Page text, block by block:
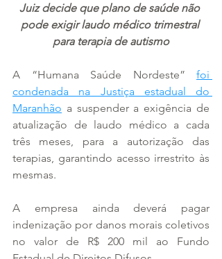
Juiz decide que plano de saúde não
pode exigir laudo médico trimestral
para terapia de autismo
A “Humana Saúde Nordeste” foi
condenada na Justiça estadual do
Maranhão a suspender a exigência de
atualização de laudo médico a cada
três meses, para a autorização das
terapias, garantindo acesso irrestrito às
mesmas.
A empresa ainda deverá pagar
indenização por danos morais coletivos
no valor de R$ 200 mil ao Fundo